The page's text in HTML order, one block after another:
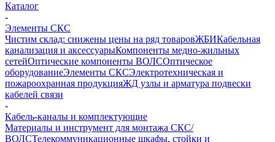
Каталог
-
Элементы СКС
Чистим склад: снижены цены на ряд товаровЖБИКабельная
канализация и аксессуарыКомпоненты медно-жильных
сетейОптические компоненты ВОЛСОптическое
оборудованиеЭлементы СКСЭлектротехническая и
пожароохранная продукцияЖД узлы и арматура подвески
кабелей связи
-
Кабель-каналы и комплектующие
Материалы и инструмент для монтажа СКС/
ВОЛСТелекоммуникационные шкафы, стойки и